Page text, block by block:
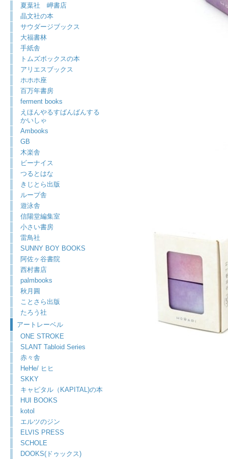
夏葉社 岬書店
晶文社の本
サウダージブックス
大福書林
手紙舎
トムズボックスの本
アリエスブックス
ホホホ座
百万年書房
ferment books
えほんやるすばんばんする
かいしゃ
Ambooks
GB
木楽舎
ビーナイス
つるとはな
きじとら出版
ループ舎
遊泳舎
信陽堂編集室
小さい書房
雷鳥社
SUNNY BOY BOOKS
阿佐ヶ谷書院
西村書店
palmbooks
秋月圓
ことさら出版
たろう社
アートレーベル
ONE STROKE
SLANT Tabloid Series
赤々舎
HeHe/ ヒヒ
SKKY
キャピタル（KAPITAL)の本
HUI BOOKS
kotol
エルツのジン
ELVIS PRESS
SCHOLE
DOOKS(ドゥックス)